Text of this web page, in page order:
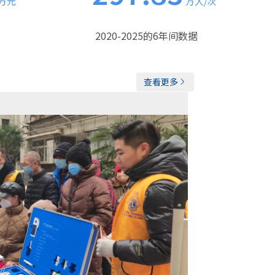
2020-2025的6年间数据
查看更多